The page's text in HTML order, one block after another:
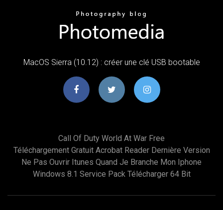
MacOS Sierra (10.12) : créer une clé USB bootable
Call Of Duty World At War Free
Téléchargement Gratuit Acrobat Reader Dernière Version
Ne Pas Ouvrir Itunes Quand Je Branche Mon Iphone
Windows 8.1 Service Pack Télécharger 64 Bit